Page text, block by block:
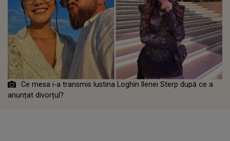
Ce mesa i-a transmis Iustina Loghin Ilenei Sterp după ce a
anunțat divorțul?